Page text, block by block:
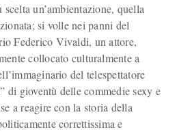
un’ambientazione, quella
si volle nei panni del
Federico Vivaldi, un attore,
collocato culturalmente a
del telespettatore
di gioventù delle commedie sexy e
a reagire con la storia della
correttissima e